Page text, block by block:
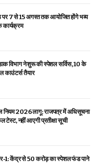
पर 7 से 15 अगस्त तक आयोजित होंगे भव्य
कार्यक्रम
विभाग ने शुरू की स्पेशल सर्विस, ₹10 के
तैयार
नियम 2026 लागू: राजपत्र में अधिसूचना
टेस्ट, नहीं आएगी प्रतीक्षा सूची
1: केंद्र से ₹50 करोड़ का स्पेशल फंड पाने